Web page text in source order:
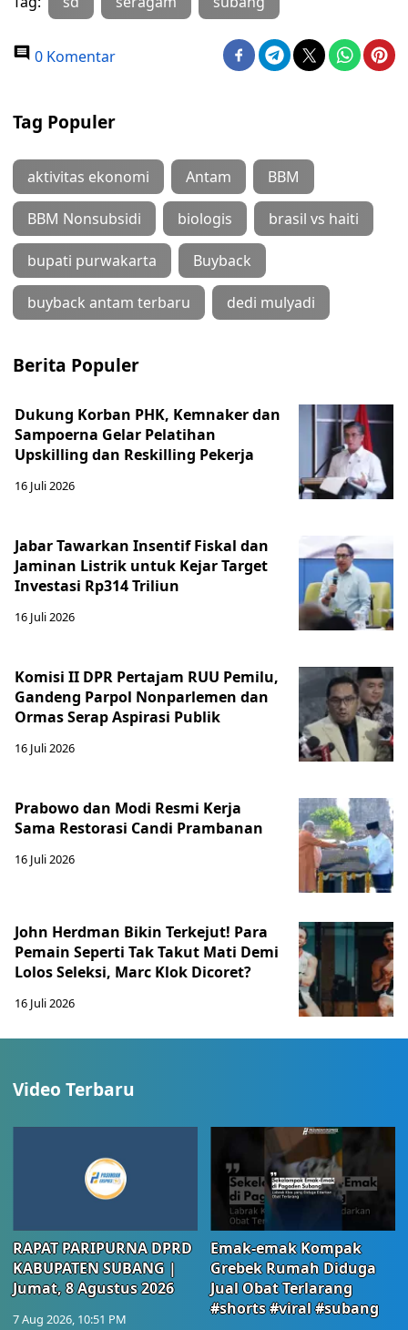
0 Komentar
Tag Populer
aktivitas ekonomi Antam BBM
BBM Nonsubsidi biologis brasil vs haiti
bupati purwakarta Buyback
buyback antam terbaru dedi mulyadi
Berita Populer
Dukung Korban PHK, Kemnaker dan
Sampoerna Gelar Pelatihan
Upskilling dan Reskilling Pekerja
16 Juli 2026
Jabar Tawarkan Insentif Fiskal dan
Jaminan Listrik untuk Kejar Target
Investasi Rp314 Triliun
16 Juli 2026
Komisi II DPR Pertajam RUU Pemilu,
Gandeng Parpol Nonparlemen dan
Ormas Serap Aspirasi Publik
16 Juli 2026
Prabowo dan Modi Resmi Kerja
Sama Restorasi Candi Prambanan
16 Juli 2026
John Herdman Bikin Terkejut! Para
Pemain Seperti Tak Takut Mati Demi
Lolos Seleksi, Marc Klok Dicoret?
16 Juli 2026
Video Terbaru
RAPAT PARIPURNA DPRD
KABUPATEN SUBANG |
Jumat, 8 Agustus 2026
7 Aug 2026, 10:51 PM
Emak-emak Kompak
Grebek Rumah Diduga
Jual Obat Terlarang
#shorts #viral #subang